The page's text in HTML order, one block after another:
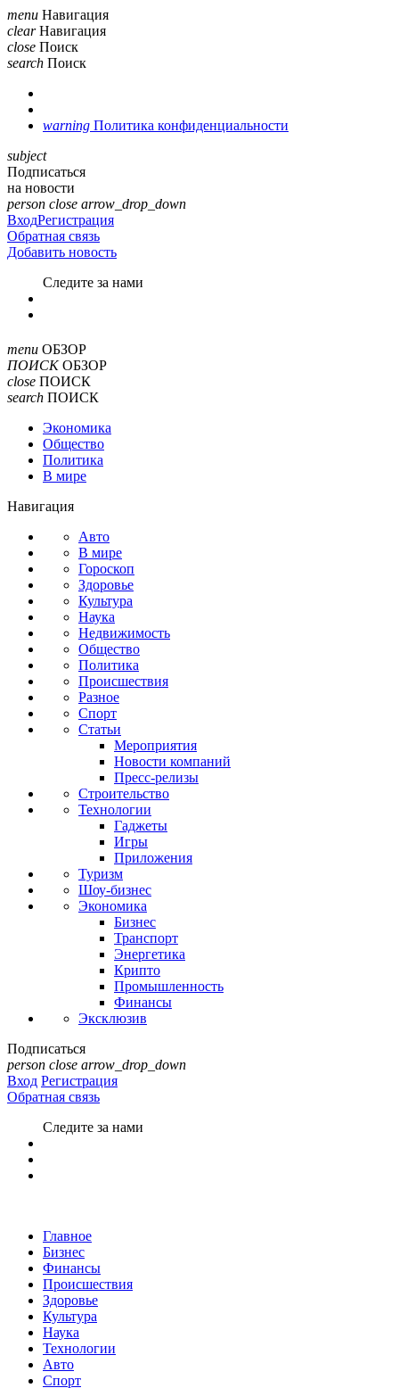
menu Навигация
clear Навигация
close Поиск
search Поиск
warning Политика конфиденциальности
subject
Подписаться
на новости
person close arrow_drop_down
ВходРегистрация
Обратная связь
Добавить новость
Cледите за нами
menu ОБЗОР
ПОИСК ОБЗОР
close ПОИСК
search ПОИСК
Экономика
Общество
Политика
В мире
Навигация
Авто
В мире
Гороскоп
Здоровье
Культура
Наука
Недвижимость
Общество
Политика
Происшествия
Разное
Спорт
Статьи
Мероприятия
Новости компаний
Пресс-релизы
Строительство
Технологии
Гаджеты
Игры
Приложения
Туризм
Шоу-бизнес
Экономика
Бизнес
Транспорт
Энергетика
Крипто
Промышленность
Финансы
Эксклюзив
Подписаться
person close arrow_drop_down
Вход Регистрация
Обратная связь
Следите за нами
Главное
Бизнес
Финансы
Происшествия
Здоровье
Культура
Наука
Технологии
Авто
Спорт